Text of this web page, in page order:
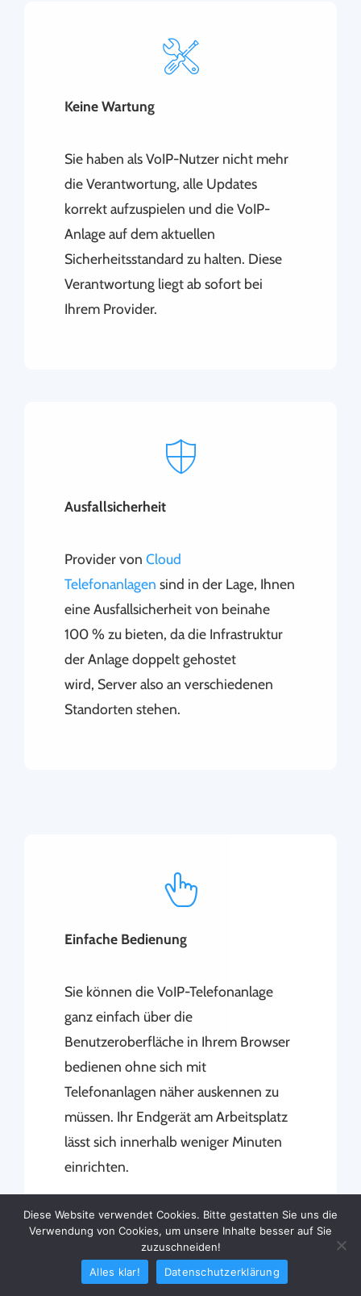
Keine Wartung
Sie haben als VoIP-Nutzer nicht mehr
die Verantwortung, alle Updates
korrekt aufzuspielen und die VoIP-
Anlage auf dem aktuellen
Sicherheitsstandard zu halten. Diese
Verantwortung liegt ab sofort bei
Ihrem Provider.
Ausfallsicherheit
Provider von Cloud
Telefonanlagen sind in der Lage, Ihnen
eine Ausfallsicherheit von beinahe
100 % zu bieten, da die Infrastruktur
der Anlage doppelt gehostet
wird, Server also an verschiedenen
Standorten stehen.
Einfache Bedienung
Sie können die VoIP-Telefonanlage
ganz einfach über die
Benutzeroberfläche in Ihrem Browser
bedienen ohne sich mit
Telefonanlagen näher auskennen zu
müssen. Ihr Endgerät am Arbeitsplatz
lässt sich innerhalb weniger Minuten
einrichten.
Diese Website verwendet Cookies. Bitte gestatten Sie uns die
Verwendung von Cookies, um unsere Inhalte besser auf Sie
zuzuschneiden!
Alles klar!
Datenschutzerklärung